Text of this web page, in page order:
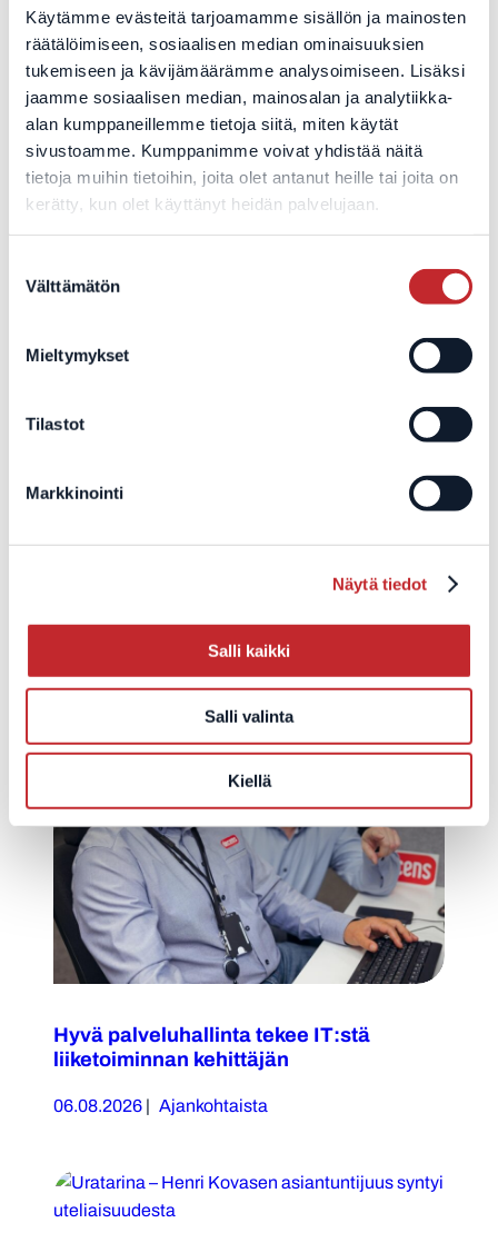
Käytämme evästeitä tarjoamamme sisällön ja mainosten
räätälöimiseen, sosiaalisen median ominaisuuksien
tukemiseen ja kävijämäärämme analysoimiseen. Lisäksi
jaamme sosiaalisen median, mainosalan ja analytiikka-
alan kumppaneillemme tietoja siitä, miten käytät
sivustoamme. Kumppanimme voivat yhdistää näitä
tietoja muihin tietoihin, joita olet antanut heille tai joita on
kerätty, kun olet käyttänyt heidän palvelujaan.
valinta
Välttämätön
Mieltymykset
Tilastot
Markkinointi
Näytä tiedot
Salli kaikki
Salli valinta
Kiellä
tukevat yrityksiä niin verkon suunnittelussa ja
kehittämisessä, uusien toiminnallisuuksien
käyttöönotossa kuin erilaissa ongelmatilanteissa.
Kun ostatte meiltä verkon palveluna, saatte tueksenne
kokeneita asiantuntijoita, joilla on yhteensä yli 1500
vuotta IT-työkokemusta. Yritys säästää siis aikaa ja
rahaa, kun ajantasainen asiantuntemus niin verkko-
myös uuden kyberturvallisuuslain vaatimukset, joten
ympäristön palveluna, jotta voitte keskittyä omaan
liiketoimintaanne? Ota siinä tapauksessa yhteyttä
Lue myös
Hyvä palveluhallinta tekee IT:stä
liiketoiminnan kehittäjän
06.08.2026| Ajankohtaista